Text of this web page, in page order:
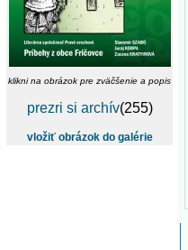
klikni na obrázok pre zväčšenie a popis
prezri si archív(255)
vložiť obrázok do galérie